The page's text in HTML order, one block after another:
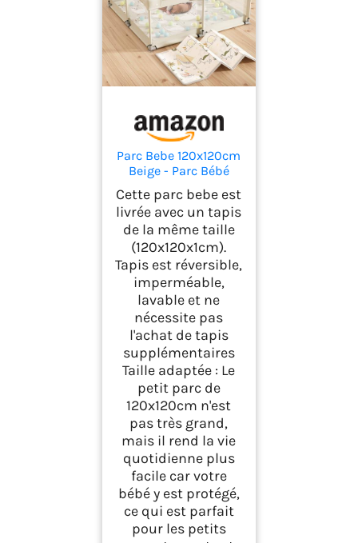
Parc Bebe 120x120cm
Beige - Parc Bébé
avec Tapis
Cette parc bebe est
livrée avec un tapis
de la même taille
(120x120x1cm).
Tapis est réversible,
imperméable,
lavable et ne
nécessite pas
l'achat de tapis
supplémentaires
Taille adaptée : Le
petit parc de
120x120cm n'est
pas très grand,
mais il rend la vie
quotidienne plus
facile car votre
bébé y est protégé,
ce qui est parfait
pour les petits